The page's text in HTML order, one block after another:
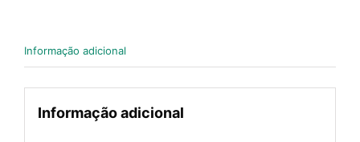
Informação adicional
Informação adicional